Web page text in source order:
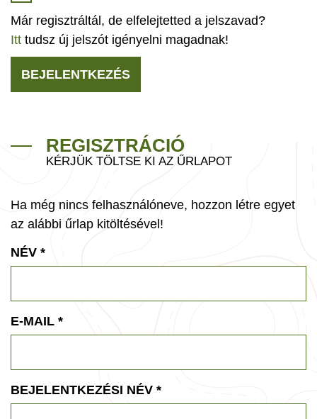
Már regisztráltál, de elfelejtetted a jelszavad?
Itt tudsz új jelszót igényelni magadnak!
BEJELENTKEZÉS
REGISZTRÁCIÓ
KÉRJÜK TÖLTSE KI AZ ŰRLAPOT
Ha még nincs felhasználóneve, hozzon létre egyet
az alábbi űrlap kitöltésével!
NÉV *
E-MAIL *
BEJELENTKEZÉSI NÉV *